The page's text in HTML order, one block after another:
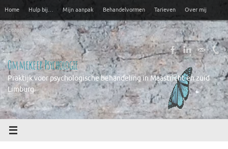
de
inhoud
Home Hulp bij… Mijn aanpak Behandelvormen Tarieven Over mij
Contact
Ommekeer Psychologie
Praktijk voor psychologische behandeling in Maastricht en zuid
Limburg